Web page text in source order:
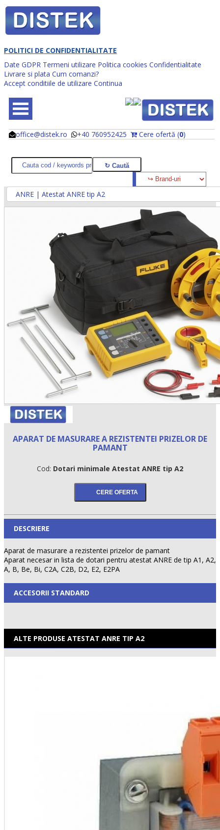
POLITICI DE CONFIDENTIALITATE
Date GDPR Termeni utilizare Politica cookies Confidentialitate
Livrare si plata Cum comanzi?
Accept conditiile de utilizare Continua
office@distek.ro +40 760952425 Cere ofertă (0)
@
@
ANRE | Atestat ANRE tip A2
APARAT DE MASURARE A REZISTENTEI PRIZELOR DE
PAMANT
Cod: Dotari minimale Atestat ANRE tip A2
DESCRIERE
Aparat de masurare a rezistentei prizelor de pamant
Aparat necesar in lista de dotari pentru atestat ANRE de tip A1, A2,
A, B, Be, Bi, C2A, C2B, D2, E2, E2PA
ACCESORII STANDARD
ALTE PRODUSE ATESTAT ANRE TIP A2